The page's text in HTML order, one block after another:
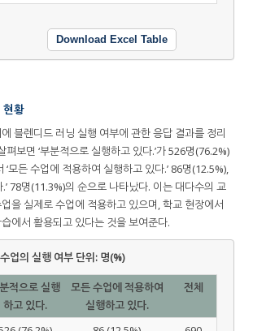
Download Excel Table
현황
블렌디드 러닝 실행 여부에 관한 응답 결과를 정리
보면 ‘부분적으로 실행하고 있다.’가 526명(76.2%)
모든 수업에 적용하여 실행하고 있다.’ 86명(12.5%),
78명(11.3%)의 순으로 나타났다. 이는 대다수의 교
을 실제로 수업에 적용하고 있으며, 학교 현장에서
에서 활용되고 있다는 것을 보여준다.
업의 실행 여부 단위: 명(%)
적으로 실행
하고 있다.
모든 수업에 적용하여
실행하고 있다.
전체